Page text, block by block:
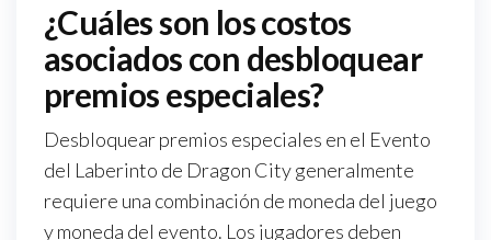
¿Cuáles son los costos
asociados con desbloquear
premios especiales?
Desbloquear premios especiales en el Evento
del Laberinto de Dragon City generalmente
requiere una combinación de moneda del juego
y moneda del evento. Los jugadores deben